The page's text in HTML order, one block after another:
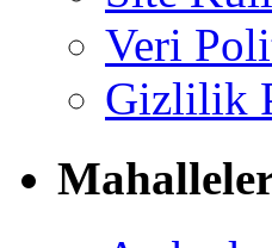
Veri
Gizlilik